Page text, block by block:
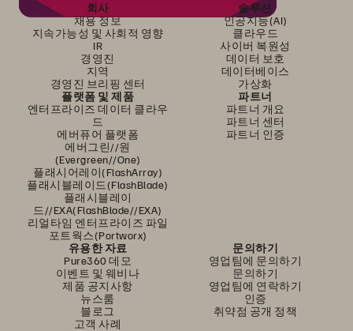
회사
채용 정보
지속가능성 및 사회적 영향
IR
경영진
지역
경영진 브리핑 센터
솔루션
인공지능(AI)
클라우드
사이버 복원성
데이터 보호
데이터베이스
가상화
플랫폼 및 제품
엔터프라이즈 데이터 클라우
드
에버퓨어 플랫폼
에버그린//원
(Evergreen//One)
플래시어레이(FlashArray)
플래시블레이드(FlashBlade)
플래시블레이
드//EXA(FlashBlade//EXA)
리얼타임 엔터프라이즈 파일
포트웍스(Portworx)
파트너
파트너 개요
파트너 센터
파트너 인증
유용한 자료
Pure360 데모
이벤트 및 웨비나
제품 공지사항
뉴스룸
블로그
고객 사례
문의하기
영업팀에 문의하기
문의하기
영업팀에 연락하기
인증
취약점 공개 정책